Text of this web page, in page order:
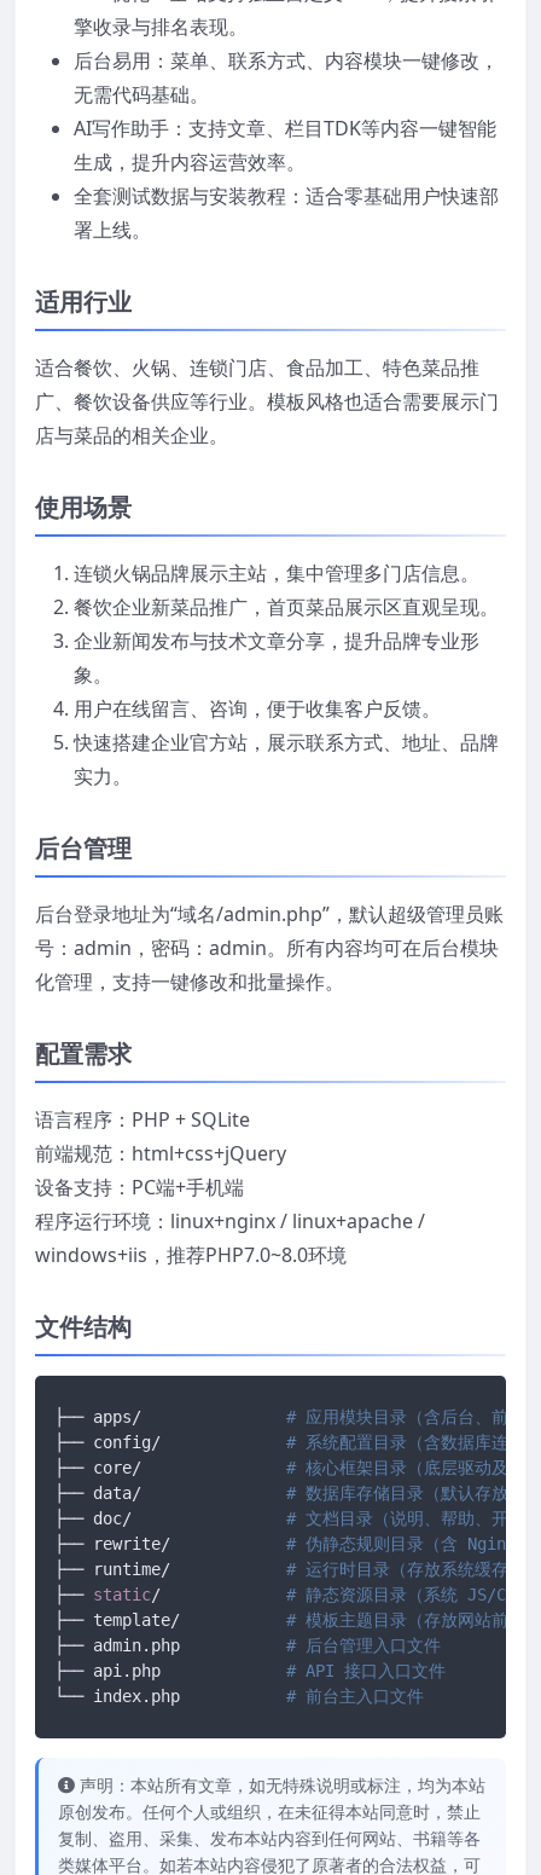
擎收录与排名表现。
后台易用：菜单、联系方式、内容模块一键修改，
无需代码基础。
AI写作助手：支持文章、栏目TDK等内容一键智能
生成，提升内容运营效率。
全套测试数据与安装教程：适合零基础用户快速部
署上线。
适用行业
适合餐饮、火锅、连锁门店、食品加工、特色菜品推
广、餐饮设备供应等行业。模板风格也适合需要展示门
店与菜品的相关企业。
使用场景
连锁火锅品牌展示主站，集中管理多门店信息。
餐饮企业新菜品推广，首页菜品展示区直观呈现。
企业新闻发布与技术文章分享，提升品牌专业形
象。
用户在线留言、咨询，便于收集客户反馈。
快速搭建企业官方站，展示联系方式、地址、品牌
实力。
后台管理
后台登录地址为“域名/admin.php”，默认超级管理员账
号：admin，密码：admin。所有内容均可在后台模块
化管理，支持一键修改和批量操作。
配置需求
语言程序：PHP + SQLite
前端规范：html+css+jQuery
设备支持：PC端+手机端
程序运行环境：linux+nginx / linux+apache /
windows+iis，推荐PHP7.0~8.0环境
文件结构
# 应用模块目录（含后台、前台
# 系统配置目录（含数据库连接
# 核心框架目录（底层驱动及框
# 数据库存储目录（默认存放
# 文档目录（说明、帮助、开发
# 伪静态规则目录（含 Nginx/
# 运行时目录（存放系统缓存、
├── static
# 静态资源目录（系统 JS/CSS
# 模板主题目录（存放网站前端
# 后台管理入口文件
# API 接口入口文件
# 前台主入口文件
声明：本站所有文章，如无特殊说明或标注，均为本站
原创发布。任何个人或组织，在未征得本站同意时，禁止
复制、盗用、采集、发布本站内容到任何网站、书籍等各
类媒体平台。如若本站内容侵犯了原著者的合法权益，可